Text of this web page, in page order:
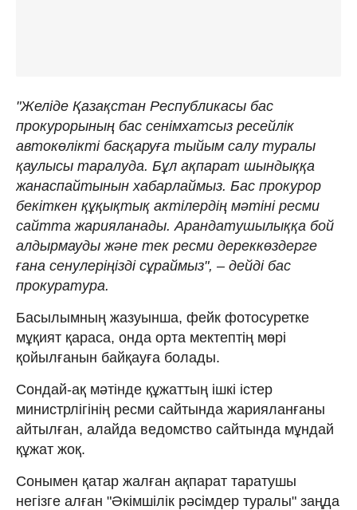
"Желіде Қазақстан Республикасы бас
прокурорының бас сенімхатсыз ресейлік
автокөлікті басқаруға тыйым салу туралы
қаулысы таралуда. Бұл ақпарат шындыққа
жанаспайтынын хабарлаймыз. Бас прокурор
бекіткен құқықтық актілердің мәтіні ресми
сайтта жарияланады. Арандатушылыққа бой
алдырмауды және тек ресми дереккөздерге
ғана сенулеріңізді сұраймыз", – дейді бас
прокуратура.
Басылымның жазуынша, фейк фотосуретке
мұқият қараса, онда орта мектептің мөрі
қойылғанын байқауға болады.
Сондай-ақ мәтінде құжаттың ішкі істер
министрлігінің ресми сайтында жарияланғаны
айтылған, алайда ведомство сайтында мұндай
құжат жоқ.
Сонымен қатар жалған ақпарат таратушы
негізге алған "Әкімшілік рәсімдер туралы" заңда